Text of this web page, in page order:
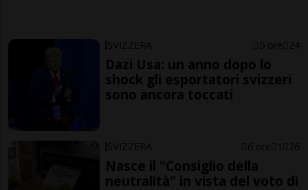
SVIZZERA 5 ore 24
Dazi Usa: un anno dopo lo
shock gli esportatori svizzeri
sono ancora toccati
SVIZZERA 6 ore 1 26
Nasce il "Consiglio della
neutralità" in vista del voto di